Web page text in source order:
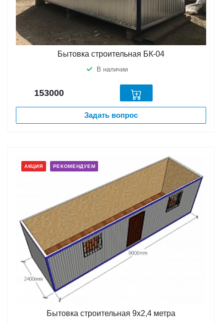
Бытовка строительная БК-04
В наличии
153000
Задать вопрос
АКЦИЯ РЕКОМЕНДУЕМ
Бытовка строительная 9х2,4 метра